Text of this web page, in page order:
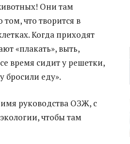
Они там
что творится в
Когда приходят
«плакать», выть,
время сидит у решетки,
бросили еду».
руководства ОЗЖ, с
чтобы там